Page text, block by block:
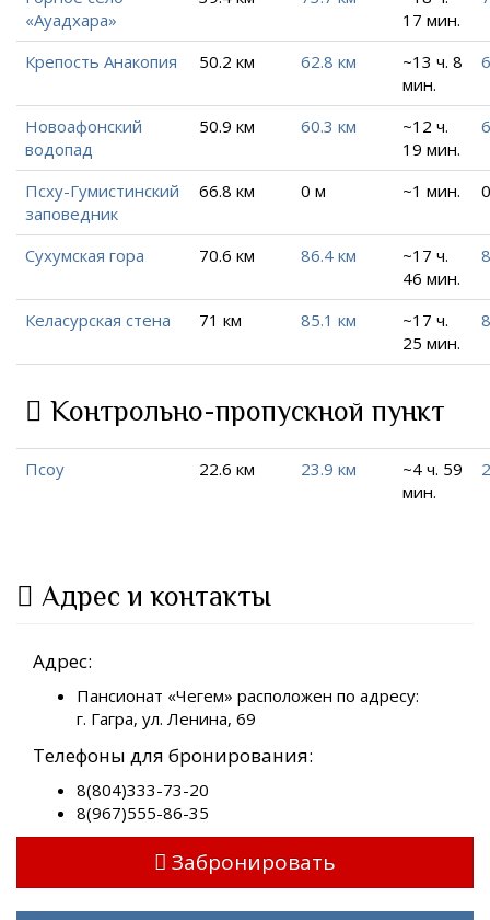
«Ауадхара»
17 мин.
Крепость Анакопия 50.2 км 62.8 км
~13 ч. 8
мин.
Новоафонский
водопад
50.9 км 60.3 км
~12 ч.
19 мин.
Псху-Гумистинский
заповедник
66.8 км 0 м ~1 мин.
Сухумская гора 70.6 км 86.4 км
~17 ч.
46 мин.
Келасурская стена 71 км 85.1 км
~17 ч.
25 мин.
Контрольно-пропускной пункт
Псоу 22.6 км 23.9 км
~4 ч. 59
мин.
Адрес и контакты
Адрес:
Пансионат «Чегем» расположен по адресу:
г. Гагра, ул. Ленина, 69
Телефоны для бронирования:
8(804)333-73-20
8(967)555-86-35
Забронировать